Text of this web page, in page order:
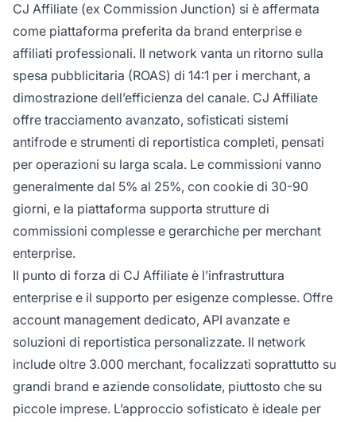
CJ Affiliate (ex Commission Junction) si è affermata
come piattaforma preferita da brand enterprise e
affiliati professionali. Il network vanta un ritorno sulla
spesa pubblicitaria (ROAS) di 14:1 per i merchant, a
dimostrazione dell’efficienza del canale. CJ Affiliate
offre tracciamento avanzato, sofisticati sistemi
antifrode e strumenti di reportistica completi, pensati
per operazioni su larga scala. Le commissioni vanno
generalmente dal 5% al 25%, con cookie di 30-90
giorni, e la piattaforma supporta strutture di
commissioni complesse e gerarchiche per merchant
enterprise.
Il punto di forza di CJ Affiliate è l’infrastruttura
enterprise e il supporto per esigenze complesse. Offre
account management dedicato, API avanzate e
soluzioni di reportistica personalizzate. Il network
include oltre 3.000 merchant, focalizzati soprattutto su
grandi brand e aziende consolidate, piuttosto che su
piccole imprese. L’approccio sofisticato è ideale per